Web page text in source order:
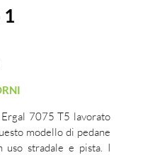
1
7075 T5 lavorato
modello di pedane
uso stradale e pista. I